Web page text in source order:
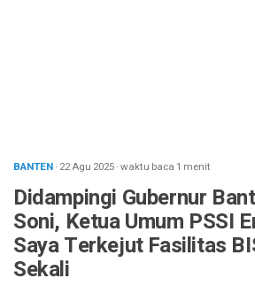
BANTEN· 22 Agu 2025·waktu baca 1 menit
Didampingi Gubernur
Soni, Ketua Umum PSSI
Saya Terkejut Fasilitas
Sekali